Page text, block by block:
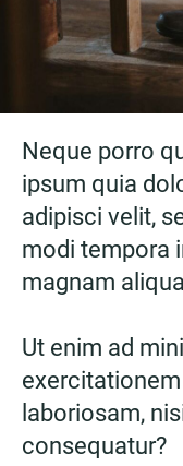
Neque porro
ipsum quia
adipisci velit,
modi tempora
magnam
Ut enim ad
laboriosam,
consequatur?